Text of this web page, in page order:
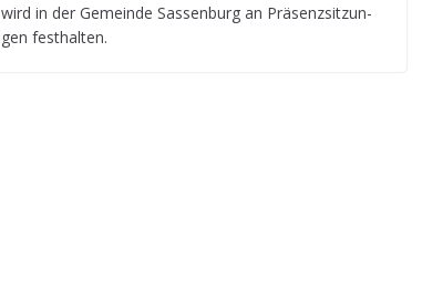
wird in der Gemeinde Sas­sen­burg an Prä­senz­sit­zun­
gen festhalten.